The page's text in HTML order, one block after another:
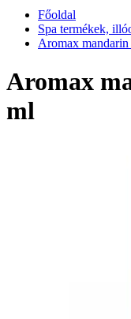
Főoldal
Spa termékek,
Aromax
Aromax
ml